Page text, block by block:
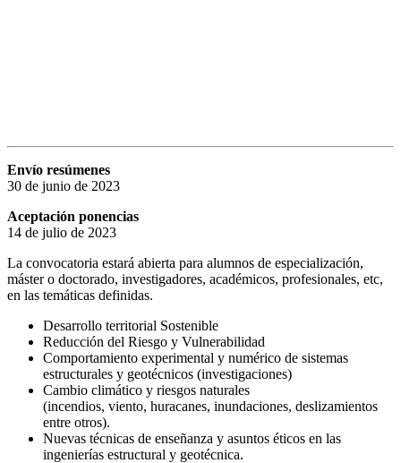
Envío resúmenes
30 de junio de 2023
Aceptación ponencias
14 de julio de 2023
La convocatoria estará abierta para alumnos de especialización,
máster o doctorado, investigadores, académicos, profesionales, etc,
en las temáticas definidas.
Desarrollo territorial Sostenible
Reducción del Riesgo y Vulnerabilidad
Comportamiento experimental y numérico de sistemas
estructurales y geotécnicos (investigaciones)
Cambio climático y riesgos naturales
(incendios, viento, huracanes, inundaciones, deslizamientos
entre otros).
Nuevas técnicas de enseñanza y asuntos éticos en las
ingenierías estructural y geotécnica.